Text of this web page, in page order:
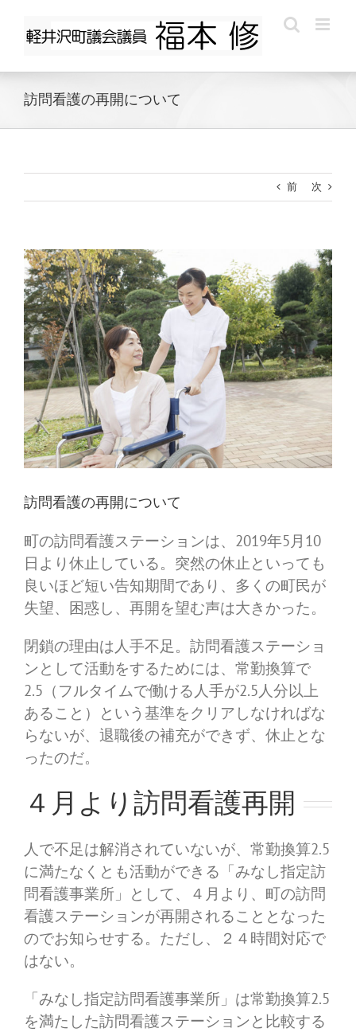
content
訪問看護の再開について
前 次
View
Larger
Image
訪問看護の再開について
町の訪問看護ステーションは、2019年5月10
日より休止している。突然の休止といっても
良いほど短い告知期間であり、多くの町民が
失望、困惑し、再開を望む声は大きかった。
閉鎖の理由は人手不足。訪問看護ステーショ
ンとして活動をするためには、常勤換算で
2.5（フルタイムで働ける人手が2.5人分以上
あること）という基準をクリアしなければな
らないが、退職後の補充ができず、休止とな
ったのだ。
４月より訪問看護再開
人で不足は解消されていないが、常勤換算2.5
に満たなくとも活動ができる「みなし指定訪
問看護事業所」として、４月より、町の訪問
看護ステーションが再開されることとなった
のでお知らせする。ただし、２４時間対応で
はない。
「みなし指定訪問看護事業所」は常勤換算2.5
を満たした訪問看護ステーションと比較する